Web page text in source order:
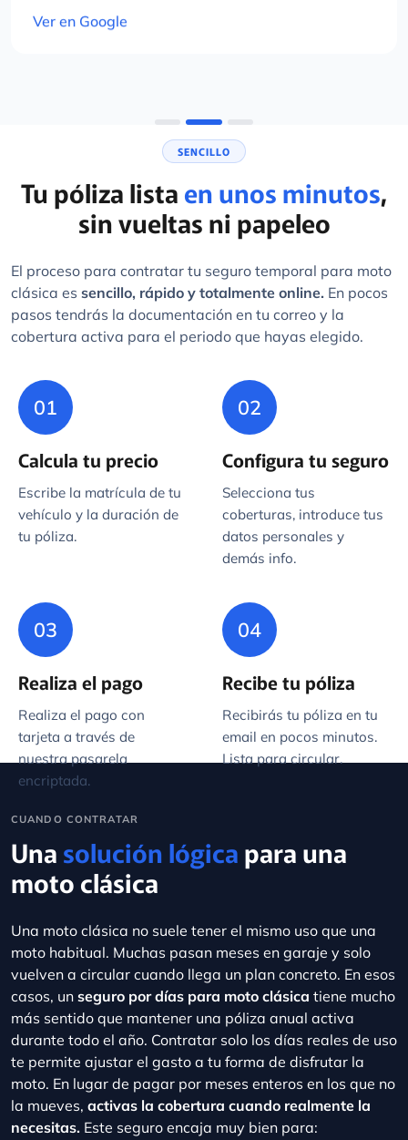
Ver en Google
Tu póliza listaen unos minutos
sin vueltas ni papeleo
El proceso para contratar tu seguro temporal para moto
pasos tendrás la documentación en tu correo y la
cobertura activa para el periodo que hayas elegido.
Calcula tu precio
vehículo y la duración de
tu póliza.
Configura tu seguro
Selecciona tus
coberturas, introduce tus
datos personales y
demás info.
Realiza el pago
tarjeta a través de
nuestra pasarela
encriptada.
Recibe tu póliza
email en pocos minutos.
Lista para circular.
CUANDO CONTRATAR
Unasolución lógica
moto clásica
Una moto clásica no suele tener el mismo uso que una
vuelven a circular cuando llega un plan concreto. En esos
casos, unseguro por días para moto clásicatiene mucho
más sentido que mantener una póliza anual activa
durante todo el año. Contratar solo los días reales de uso
te permite ajustar el gasto a tu forma de disfrutar la
moto. En lugar de pagar por meses enteros en los que no
la mueves,activas la cobertura cuando realmente la
necesitas.Este seguro encaja muy bien para:
Participar en una ruta especial, incluso si incluye un